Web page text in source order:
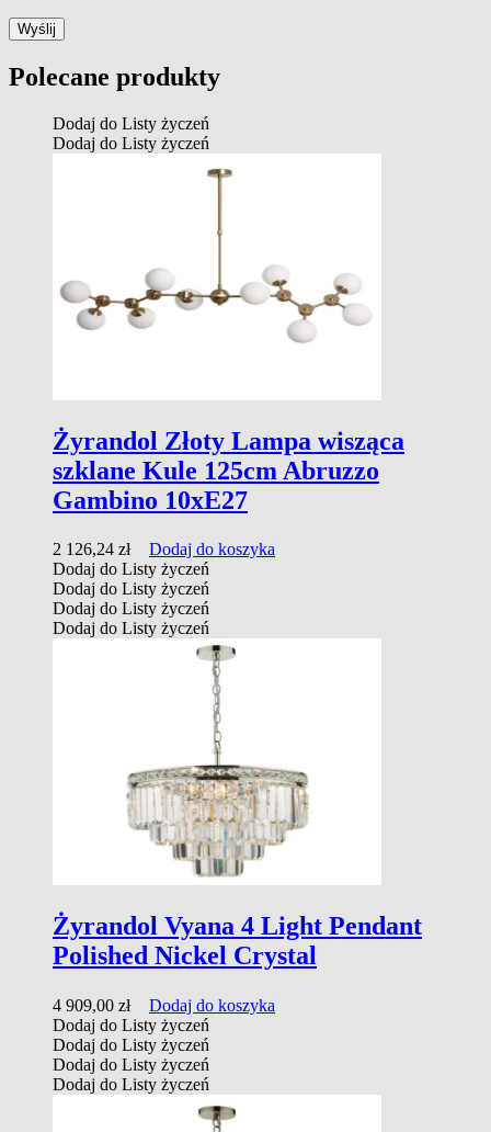
Polecane produkty
Dodaj do Listy życzeń
Dodaj do Listy życzeń
Żyrandol Złoty Lampa wisząca
szklane Kule 125cm Abruzzo
Gambino 10xE27
2 126,24 zł
Dodaj do koszyka
Dodaj do Listy życzeń
Dodaj do Listy życzeń
Dodaj do Listy życzeń
Dodaj do Listy życzeń
Żyrandol Vyana 4 Light Pendant
Polished Nickel Crystal
4 909,00 zł
Dodaj do koszyka
Dodaj do Listy życzeń
Dodaj do Listy życzeń
Dodaj do Listy życzeń
Dodaj do Listy życzeń